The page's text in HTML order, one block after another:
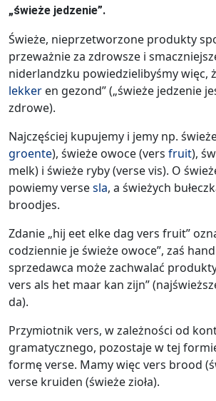
„świeże jedzenie”.
Świeże, nieprzetworzone produkty
przeważnie za zdrowsze i
niderlandzku powiedzielibyśmy więc,
lekker en gezond” („świeże jedzenie
zdrowe).
Najczęściej kupujemy i jemy np.
groente), świeże owoce (vers fruit),
melk) i świeże ryby (verse vis). O
powiemy versesla, a świeżych
broodjes.
Zdanie „hij eet elke dag vers fruit”
codziennie je świeże owoce”, zaś
sprzedawca może zachwalać
vers als het maar kan zijn”
da).
Przymiotnik vers, w zależności od
gramatycznego, pozostaje w tej
formę verse. Mamy więc vers brood
verse kruiden (świeże zioła).